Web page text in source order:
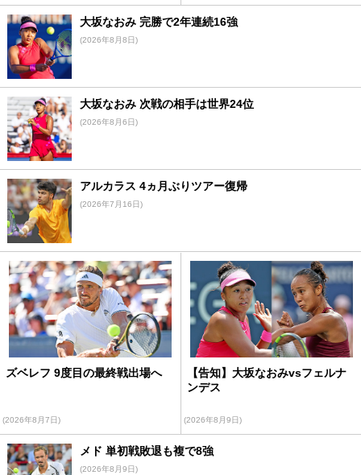
大坂なおみ 完勝で2年連続16強
(2026年8月8日)
大坂なおみ 次戦の相手は世界24位
(2026年8月6日)
アルカラス 4ヵ月ぶりツアー復帰
(2026年7月16日)
ズベレフ 9度目の最終戦出場へ
(2026年8月7日)
【告知】大坂なおみvsフェルナ
ンデス
(2026年8月9日)
メド 単初戦敗退も複で8強
(2026年8月9日)